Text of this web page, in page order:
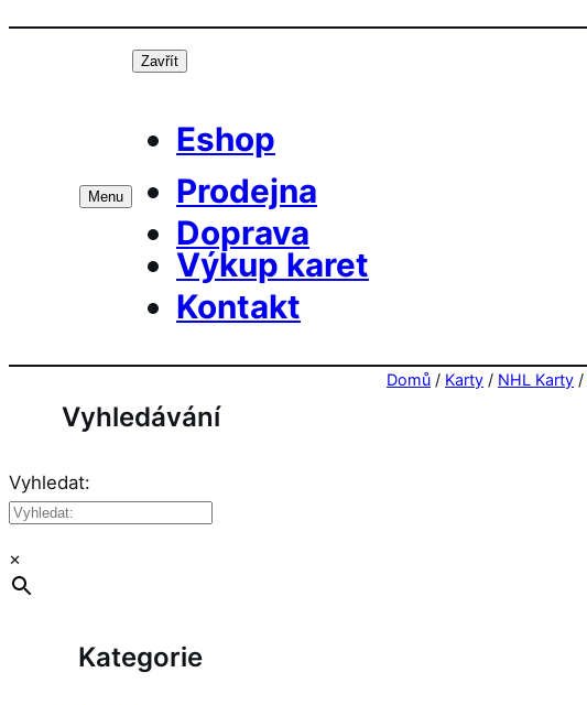
Přeskočit
Menu
Zavřít
Eshop
Prodejna
Doprava
Výkup karet
Kontakt
Vyhledávání
Vyhledat:
×
Kategorie
Domů / Karty / NHL Karty /